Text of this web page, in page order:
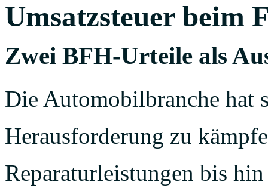
Umsatzsteuer beim
Zwei BFH-Urteile als
Die Automobilbranche hat
Herausforderung zu
Reparaturleistungen bis